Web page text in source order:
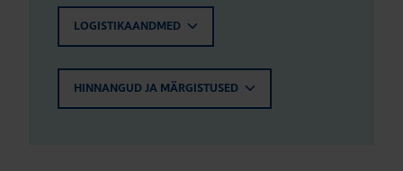
LOGISTIKAANDMED
HINNANGUD JA MÄRGISTUSED